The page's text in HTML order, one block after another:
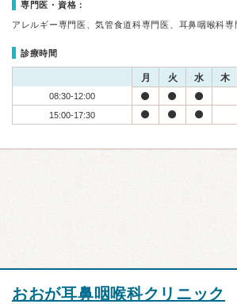
専門医・資格：
アレルギー専門医、気管食道科専門医、耳鼻咽喉科専
診療時間
月 火 水 木
08:30-12:00
15:00-17:30
おおが耳鼻咽喉科クリニック